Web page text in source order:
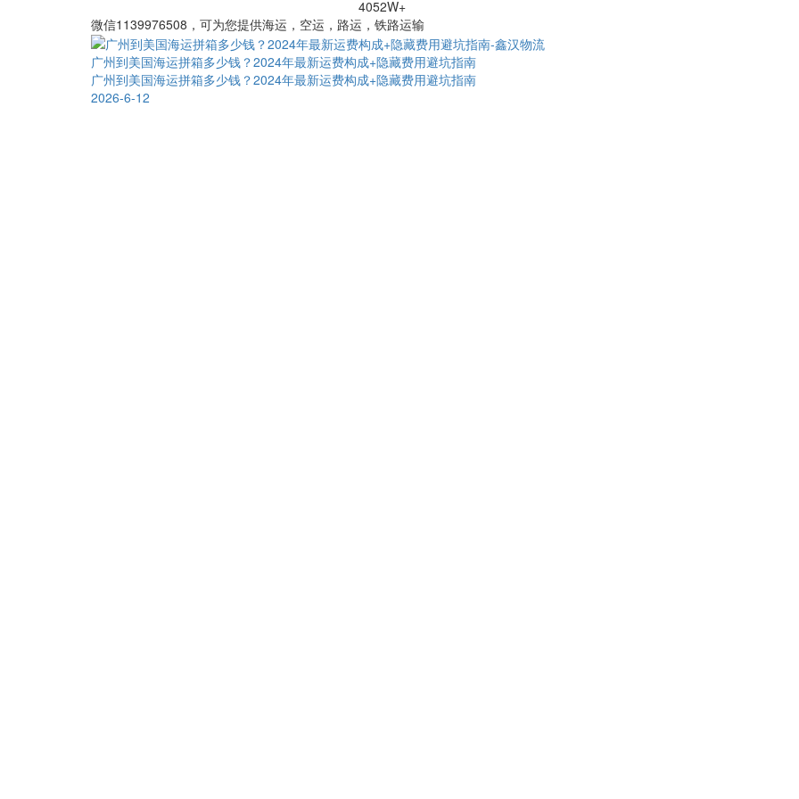
4052W+
微信1139976508，可为您提供海运，空运，路运，铁路运输
广州到美国海运拼箱多少钱？2024年最新运费构成+隐藏费用避坑指南
广州到美国海运拼箱多少钱？2024年最新运费构成+隐藏费用避坑指南
2026-6-12